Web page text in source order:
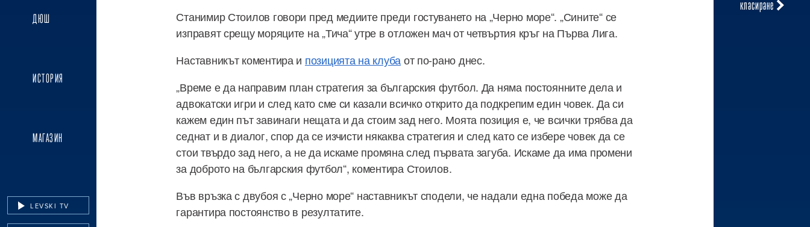
ДЮШ
ИСТОРИЯ
МАГАЗИН
LEVSKI TV
класиране
Станимир Стоилов говори пред медиите преди гостуването на „Черно море“. „Сините“ се
изправят срещу моряците на „Тича“ утре в отложен мач от четвъртия кръг на Първа Лига.
Наставникът коментира и позицията на клуба от по-рано днес.
„Време е да направим план стратегия за българския футбол. Да няма постоянните дела и
адвокатски игри и след като сме си казали всичко открито да подкрепим един човек. Да си
кажем един път завинаги нещата и да стоим зад него. Моята позиция е, че всички трябва да
седнат и в диалог, спор да се изчисти някаква стратегия и след като се избере човек да се
стои твърдо зад него, а не да искаме промяна след първата загуба. Искаме да има промени
за доброто на българския футбол“, коментира Стоилов.
Във връзка с двубоя с „Черно море“ наставникът сподели, че надали една победа може да
гарантира постоянство в резултатите.